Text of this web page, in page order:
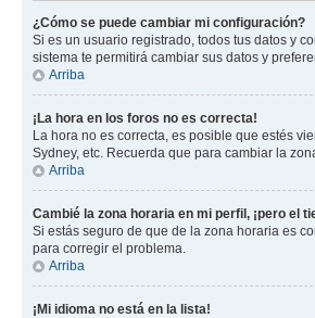
¿Cómo se puede cambiar mi configuración?
Si es un usuario registrado, todos tus datos y
sistema te permitirá cambiar sus datos y
Arriba
¡La hora en los foros no es correcta!
La hora no es correcta, es posible que estés
Sydney, etc. Recuerda que para cambiar la
Arriba
Cambié la zona horaria en mi perfil, ¡pero el
Si estás seguro de que de la zona horaria es
para corregir el problema.
Arriba
¡Mi idioma no está en la lista!